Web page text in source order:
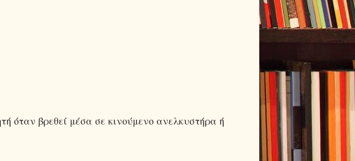
όταν βρεθεί μέσα σε κινούμενο ανελκυστήρα ή